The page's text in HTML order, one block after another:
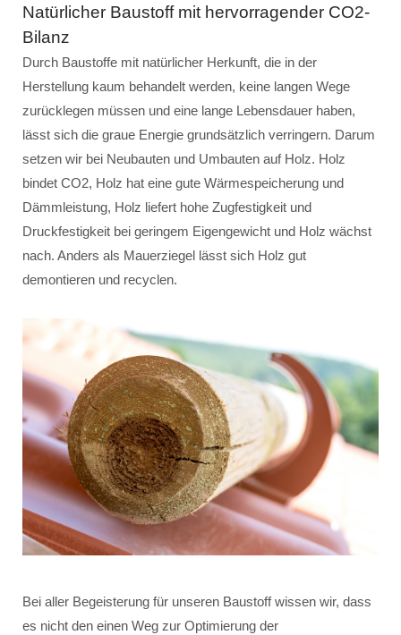
Natürlicher Baustoff mit hervorragender CO2-
Bilanz
Durch Baustoffe mit natürlicher Herkunft, die in der
Herstellung kaum behandelt werden, keine langen Wege
zurücklegen müssen und eine lange Lebensdauer haben,
lässt sich die graue Energie grundsätzlich verringern. Darum
setzen wir bei Neubauten und Umbauten auf Holz. Holz
bindet CO2, Holz hat eine gute Wärmespeicherung und
Dämmleistung, Holz liefert hohe Zugfestigkeit und
Druckfestigkeit bei geringem Eigengewicht und Holz wächst
nach. Anders als Mauerziegel lässt sich Holz gut
demontieren und recyclen.
Bei aller Begeisterung für unseren Baustoff wissen wir, dass
es nicht den einen Weg zur Optimierung der